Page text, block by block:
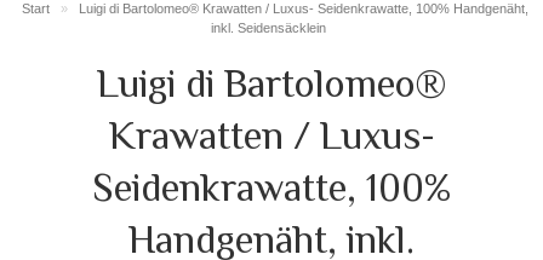
Start »
Luigi di Bartolomeo® Krawatten / Luxus- Seidenkrawatte, 100% Handgenäht,
inkl. Seidensäcklein
Luigi di Bartolomeo®
Krawatten / Luxus-
Seidenkrawatte, 100%
Handgenäht, inkl.